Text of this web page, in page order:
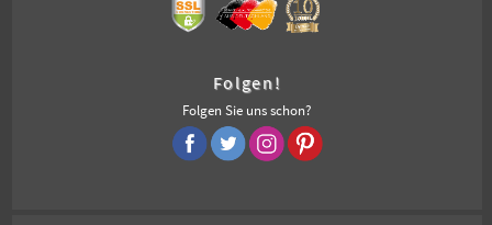
Folgen!
Folgen Sie uns schon?